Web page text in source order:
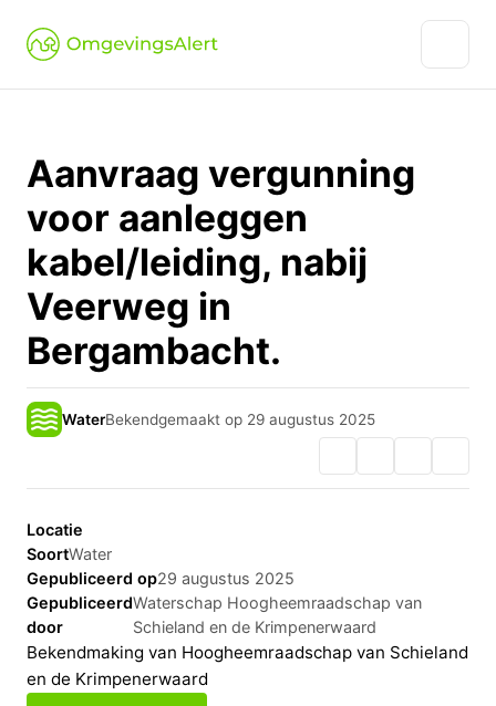
Aanvraag vergunning
voor aanleggen
kabel/leiding, nabij
Veerweg in
Bergambacht.
WaterBekendgemaakt op 29 augustus 2025
Locatie
SoortWater
Gepubliceerd op29 augustus 2025
Gepubliceerd
door
Waterschap Hoogheemraadschap van
Schieland en de Krimpenerwaard
Bekendmaking van Hoogheemraadschap van Schieland
en de Krimpenerwaard